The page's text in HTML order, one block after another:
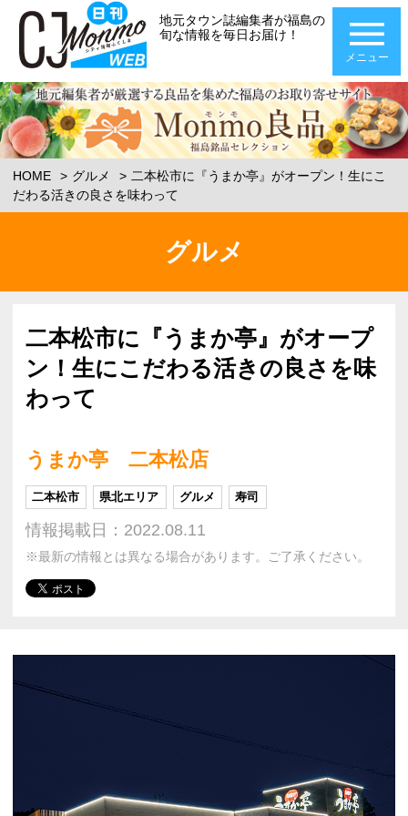
地元タウン誌編集者が福島の
旬な情報を毎日お届け！
メニュー
HOME グルメ
二本松市に『うまか亭』がオープン！生にこ
だわる活きの良さを味わって
グルメ
二本松市に『うまか亭』がオープ
ン！生にこだわる活きの良さを味
わって
うまか亭 二本松店
二本松市 県北エリア グルメ 寿司
情報掲載日：2022.08.11
※最新の情報とは異なる場合があります。ご了承ください。